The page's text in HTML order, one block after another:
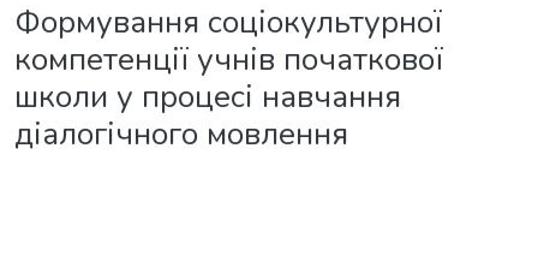
Формування соціокультурної
компетенції учнів початкової
школи у процесі навчання
діалогічного мовлення